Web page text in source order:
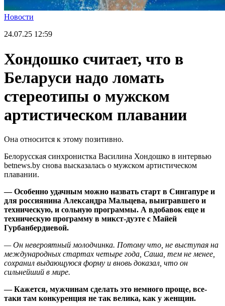
Новости
24.07.25 12:59
Хондошко считает, что в
Беларуси надо ломать
стереотипы о мужском
артистическом плавании
Она относится к этому позитивно.
Белорусская синхронистка Василина Хондошко в интервью
betnews.by снова высказалась о мужском артистическом
плавании.
— Особенно удачным можно назвать старт в Сингапуре и
для россиянина Александра Мальцева, выигравшего и
техническую, и сольную программы. А вдобавок еще и
техническую программу в микст-дуэте с Майей
Гурбанбердиевой.
— Он невероятный молодчинка. Потому что, не выступая на
международных стартах четыре года, Саша, тем не менее,
сохранил выдающуюся форму и вновь доказал, что он
сильнейший в мире.
— Кажется, мужчинам сделать это немного проще, все-
таки там конкуренция не так велика, как у женщин.